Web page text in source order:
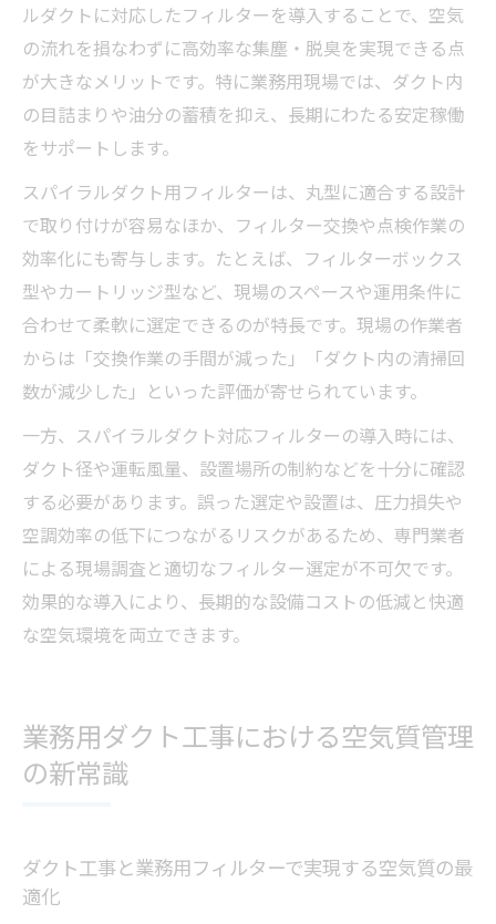
ルダクトに対応したフィルターを導入することで、空気
の流れを損なわずに高効率な集塵・脱臭を実現できる点
が大きなメリットです。特に業務用現場では、ダクト内
の目詰まりや油分の蓄積を抑え、長期にわたる安定稼働
をサポートします。
スパイラルダクト用フィルターは、丸型に適合する設計
で取り付けが容易なほか、フィルター交換や点検作業の
効率化にも寄与します。たとえば、フィルターボックス
型やカートリッジ型など、現場のスペースや運用条件に
合わせて柔軟に選定できるのが特長です。現場の作業者
からは「交換作業の手間が減った」「ダクト内の清掃回
数が減少した」といった評価が寄せられています。
一方、スパイラルダクト対応フィルターの導入時には、
ダクト径や運転風量、設置場所の制約などを十分に確認
する必要があります。誤った選定や設置は、圧力損失や
空調効率の低下につながるリスクがあるため、専門業者
による現場調査と適切なフィルター選定が不可欠です。
効果的な導入により、長期的な設備コストの低減と快適
な空気環境を両立できます。
業務用ダクト工事における空気質管理
の新常識
ダクト工事と業務用フィルターで実現する空気質の最
適化